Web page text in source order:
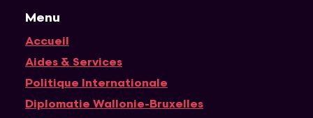
Menu
Accueil
Navigation principale
Aides & Services
Politique Internationale
Diplomatie Wallonie-Bruxelles